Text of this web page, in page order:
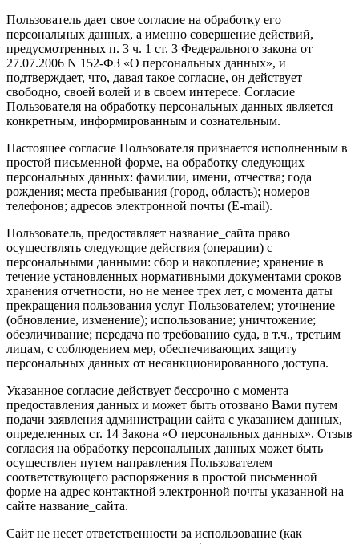
Пользователь дает свое согласие на обработку его
персональных данных, а именно совершение действий,
предусмотренных п. 3 ч. 1 ст. 3 Федерального закона от
27.07.2006 N 152-ФЗ «О персональных данных», и
подтверждает, что, давая такое согласие, он действует
свободно, своей волей и в своем интересе. Согласие
Пользователя на обработку персональных данных является
конкретным, информированным и сознательным.
Настоящее согласие Пользователя признается исполненным в
простой письменной форме, на обработку следующих
персональных данных: фамилии, имени, отчества; года
рождения; места пребывания (город, область); номеров
телефонов; адресов электронной почты (E-mail).
Пользователь, предоставляет название_сайта право
осуществлять следующие действия (операции) с
персональными данными: сбор и накопление; хранение в
течение установленных нормативными документами сроков
хранения отчетности, но не менее трех лет, с момента даты
прекращения пользования услуг Пользователем; уточнение
(обновление, изменение); использование; уничтожение;
обезличивание; передача по требованию суда, в т.ч., третьим
лицам, с соблюдением мер, обеспечивающих защиту
персональных данных от несанкционированного доступа.
Указанное согласие действует бессрочно с момента
предоставления данных и может быть отозвано Вами путем
подачи заявления администрации сайта с указанием данных,
определенных ст. 14 Закона «О персональных данных». Отзыв
согласия на обработку персональных данных может быть
осуществлен путем направления Пользователем
соответствующего распоряжения в простой письменной
форме на адрес контактной электронной почты указанной на
сайте название_сайта.
Сайт не несет ответственности за использование (как